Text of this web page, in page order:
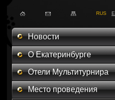
RUS
Новости
О Екатеринбурге
Отели Мультитурнира
Место проведения